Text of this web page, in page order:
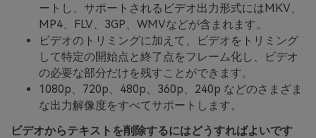
ートし、サポートされるビデオ出力形式にはMKV、
MP4、FLV、3GP、WMVなどが含まれます。
ビデオのトリミングに加えて、ビデオをトリミング
して特定の開始点と終了点をフレーム化し、ビデオ
の必要な部分だけを残すことができます。
1080p、720p、480p、360p、240p などのさまざま
な出力解像度をすべてサポートします。
ビデオからテキストを削除するにはどうすればよいです